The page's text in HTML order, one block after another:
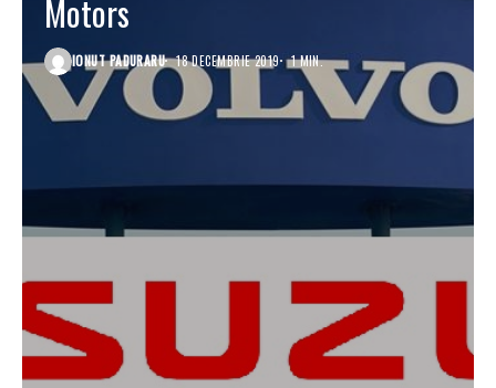
Motors
IONUT PADURARU 18 DECEMBRIE 2019 1 MIN.